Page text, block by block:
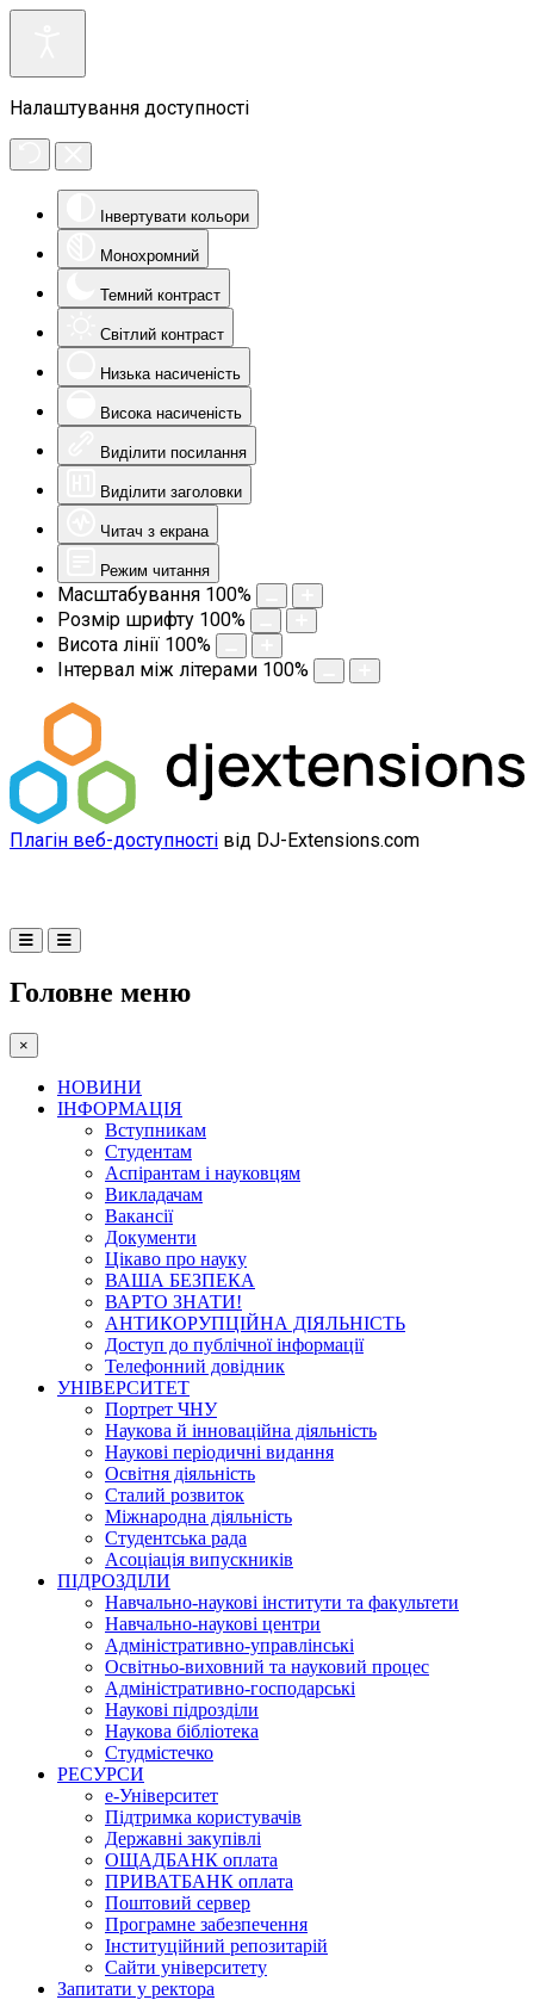
Налаштування доступності
Інвертувати кольори
Монохромний
Темний контраст
Світлий контраст
Низька насиченість
Висока насиченість
Виділити посилання
Виділити заголовки
Читач з екрана
Режим читання
Масштабування 100%
Розмір шрифту 100%
Висота лінії 100%
Інтервал між літерами 100%
Плагін веб-доступності від DJ-Extensions.com
Головне меню
×
НОВИНИ
ІНФОРМАЦІЯ
Вступникам
Студентам
Аспірантам і науковцям
Викладачам
Вакансії
Документи
Цікаво про науку
ВАША БЕЗПЕКА
ВАРТО ЗНАТИ!
АНТИКОРУПЦІЙНА ДІЯЛЬНІСТЬ
Доступ до публічної інформації
Телефонний довідник
УНІВЕРСИТЕТ
Портрет ЧНУ
Наукова й інноваційна діяльність
Наукові періодичні видання
Освітня діяльність
Сталий розвиток
Міжнародна діяльність
Студентська рада
Асоціація випускників
ПІДРОЗДІЛИ
Навчально-наукові інститути та факультети
Навчально-наукові центри
Адміністративно-управлінські
Освітньо-виховний та науковий процес
Адміністративно-господарські
Наукові підрозділи
Наукова бібліотека
Студмістечко
РЕСУРСИ
е-Університет
Підтримка користувачів
Державні закупівлі
ОЩАДБАНК оплата
ПРИВАТБАНК оплата
Поштовий сервер
Програмне забезпечення
Інституційний репозитарій
Сайти університету
Запитати у ректора